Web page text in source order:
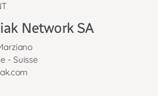
Network SA
- Suisse